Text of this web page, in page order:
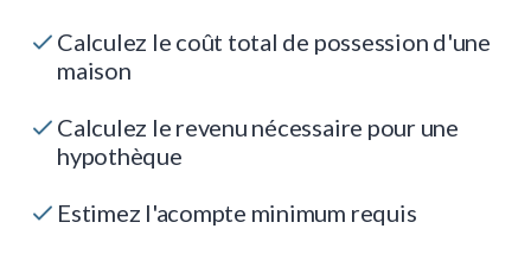
Calculez le coût total de possession d'une
maison
Calculez le revenu nécessaire pour une
hypothèque
Estimez l'acompte minimum requis